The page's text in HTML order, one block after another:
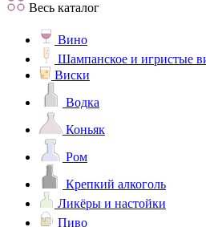
Весь каталог
Вино
Шампанское и игристые
Виски
Водка
Коньяк
Ром
Крепкий алкоголь
Ликёры и настойки
Пиво